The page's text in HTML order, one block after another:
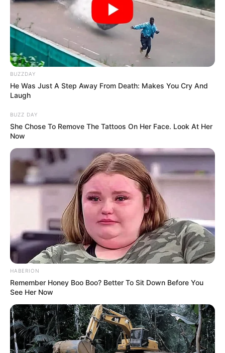
BUZZDAY
He Was Just A Step Away From Death: Makes You Cry And
Laugh
BUZZ DAY
She Chose To Remove The Tattoos On Her Face. Look At Her
Now
HABERION
Remember Honey Boo Boo? Better To Sit Down Before You
See Her Now